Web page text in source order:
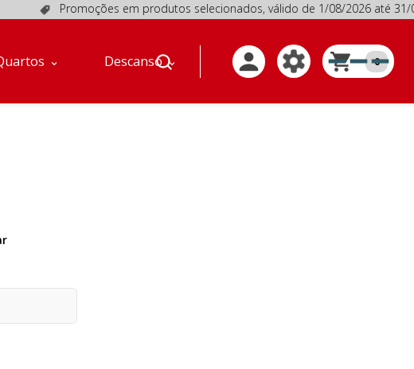
Promoções em produtos selecionados, válido de 1/08/2026
Descanso 0